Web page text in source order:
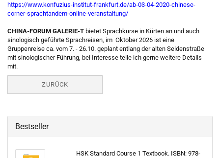
https://www.konfuzius-institut-frankfurt.de/ab-03-04-2020-chinese-
corner-sprachtandem-online-veranstaltung/
CHINA-FORUM GALERIE-T bietet Sprachkurse in Kürten an und auch
sinologisch geführte Sprachreisen, im Oktober 2026 ist eine
Gruppenreise ca. vom 7. - 26.10. geplant entlang der alten Seidenstraße
mit sinologischer Führung, bei Interesse teile ich gerne weitere Details
mit.
ZURÜCK
Bestseller
HSK Standard Course 1 Textbook. ISBN: 978-